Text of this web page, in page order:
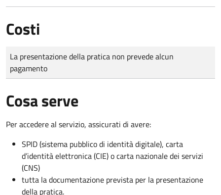
Costi
Tipo di pagamento
Importo
La presentazione della pratica non prevede alcun
pagamento
Cosa serve
Per accedere al servizio, assicurati di avere:
SPID (sistema pubblico di identità digitale), carta
d’identità elettronica (CIE) o carta nazionale dei servizi
(CNS)
tutta la documentazione prevista per la presentazione
della pratica.